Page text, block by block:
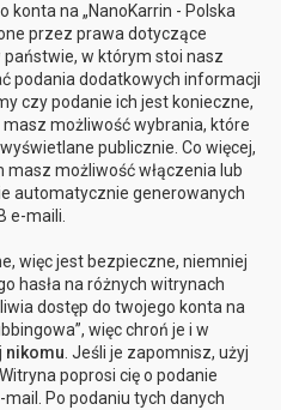
konta na „NanoKarrin - Polska
przez prawa dotyczące
w którym stoi nasz
podania dodatkowych informacji
czy podanie ich jest konieczne,
możliwość wybrania, które
publicznie. Co więcej,
możliwość włączenia lub
automatycznie generowanych
e-maili.
więc jest bezpieczne, niemniej
hasła na różnych witrynach
dostęp do twojego konta na
więc chroń je i w
nikomu. Jeśli je zapomnisz, użyj
poprosi cię o podanie
Po podaniu tych danych